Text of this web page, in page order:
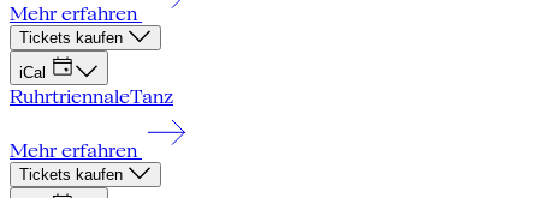
Mehr erfahren
Tickets kaufen
iCal
RuhrtriennaleTanz
Mehr erfahren
Tickets kaufen